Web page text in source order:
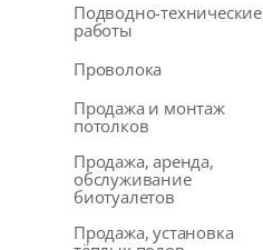
Подводно-технические
работы
Проволока
Продажа и монтаж
потолков
Продажа, аренда,
обслуживание
биотуалетов
Продажа, установка